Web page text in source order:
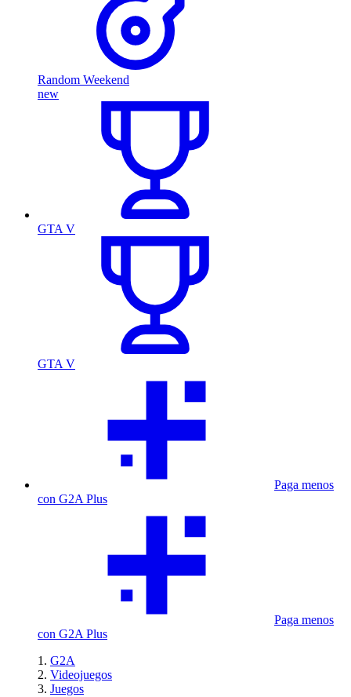
Random Weekend
new
GTA V
GTA V
Paga menos
con G2A Plus
Paga menos
con G2A Plus
G2A
Videojuegos
Juegos